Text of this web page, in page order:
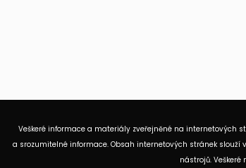
Veškeré informace a materiály zveřejněné na internetových
a srozumitelné informace. Obsah internetových stránek
nástrojů.